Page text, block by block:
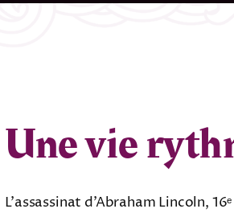
Une vie
L’assassinat d’Abraham Lincoln,